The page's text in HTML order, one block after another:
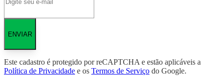
ENVIAR
Este cadastro é protegido por reCAPTCHA e estão aplicáveis a
Política de Privacidade e os Termos de Serviço do Google.